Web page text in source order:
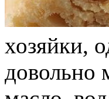
хозяйки,
довольно